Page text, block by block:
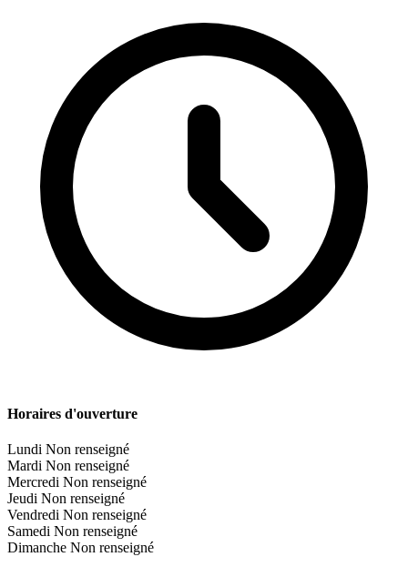
Horaires d'ouverture
Lundi Non renseigné
Mardi Non renseigné
Mercredi Non renseigné
Jeudi Non renseigné
Vendredi Non renseigné
Samedi Non renseigné
Dimanche Non renseigné